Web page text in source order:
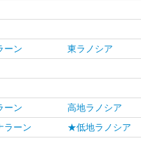
ーン 東ラノシア
ーン 高地ラノシア
ラーン ★低地ラノシア